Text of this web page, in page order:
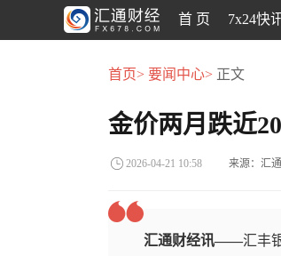
首 页 7x24快
首页> 要闻中心> 正文
金价两月跌近
2026-04-21 10:58 来源：汇
汇通财经讯——汇丰